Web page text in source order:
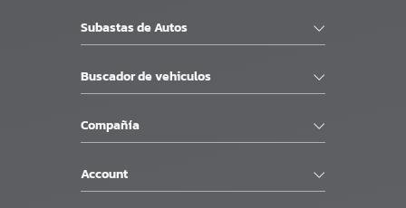
Subastas de Autos
Buscador de vehiculos
Compañía
Account